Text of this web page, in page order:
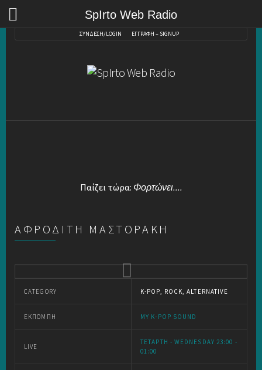
SpIrto Web Radio
ΣΥΝΔΕΣΗ/LOGIN ΕΓΓΡΑΦΗ – SIGNUP
Παίζει τώρα: Φορτώνει....
ΑΦΡΟΔΙΤΗ ΜΑΣΤΟΡΑΚΗ
CATEGORY K-POP, ROCK, ALTERNATIVE
ΕΚΠΟΜΠΉ MY K-POP SOUND
LIVE
ΤΕΤΆΡΤΗ - WEDNESDAY 23:00 -
01:00